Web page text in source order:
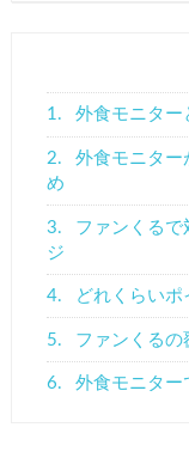
1. 外食モニター
2.
外食モニター
め
3.
ファンくるで
ジ
4. どれくらいポ
5. ファンくるの
6. 外食モニター